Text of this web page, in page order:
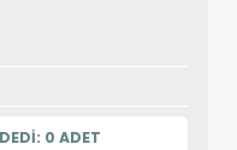
0 ADET